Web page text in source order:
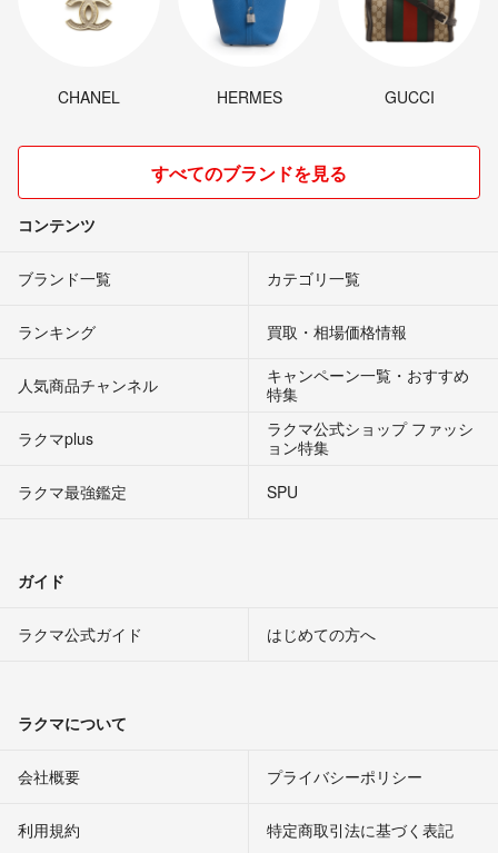
CHANEL HERMES GUCCI
すべてのブランドを見る
コンテンツ
ブランド一覧 カテゴリ一覧
ランキング 買取・相場価格情報
人気商品チャンネル
キャンペーン一覧・おすすめ
特集
ラクマplus
ラクマ公式ショップ ファッシ
ョン特集
ラクマ最強鑑定
SPU
ガイド
ラクマ公式ガイド はじめての方へ
ラクマについて
会社概要 プライバシーポリシー
利用規約 特定商取引法に基づく表記